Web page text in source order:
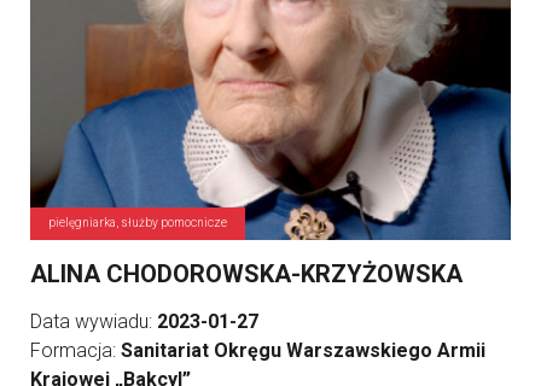
pielęgniarka, służby pomocnicze
ALINA CHODOROWSKA-KRZYŻOWSKA
Data wywiadu: 2023-01-27
Formacja: Sanitariat Okręgu Warszawskiego Armii
Krajowej „Bakcyl”